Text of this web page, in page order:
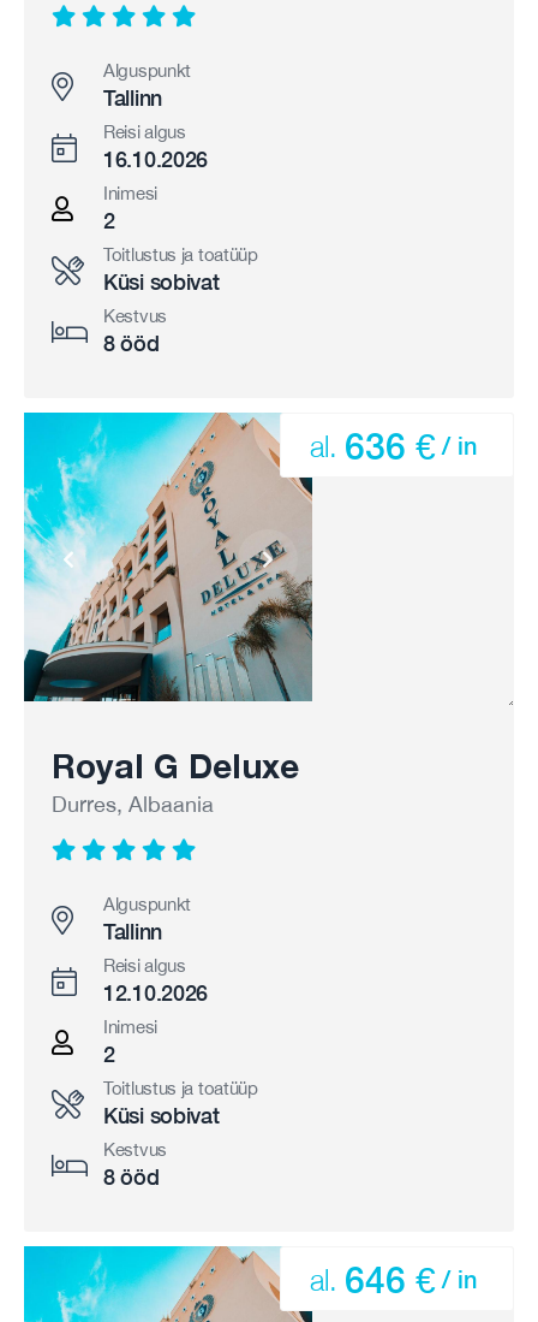
Alguspunkt
Tallinn
Reisi algus
16.10.2026
Inimesi
2
Toitlustus ja toatüüp
Küsi sobivat
Kestvus
8 ööd
Royal G Deluxe
Durres, Albaania
al. 636 € / in
Alguspunkt
Tallinn
Reisi algus
12.10.2026
Inimesi
2
Toitlustus ja toatüüp
Küsi sobivat
Kestvus
8 ööd
al. 646 € / in